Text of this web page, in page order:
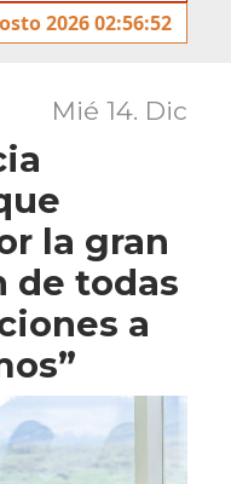
2026 02:56:52
Mié 14. Dic
la gran
de todas
a